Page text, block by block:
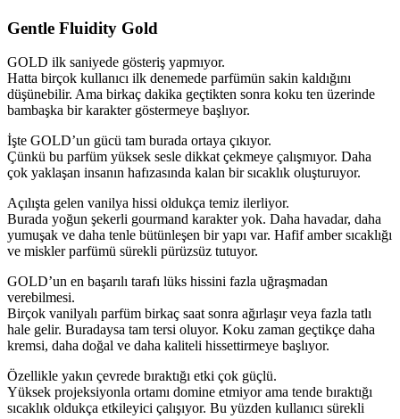
Gentle Fluidity Gold
GOLD ilk saniyede gösteriş yapmıyor.
Hatta birçok kullanıcı ilk denemede parfümün sakin kaldığını
düşünebilir. Ama birkaç dakika geçtikten sonra koku ten üzerinde
bambaşka bir karakter göstermeye başlıyor.
İşte GOLD’un gücü tam burada ortaya çıkıyor.
Çünkü bu parfüm yüksek sesle dikkat çekmeye çalışmıyor. Daha
çok yaklaşan insanın hafızasında kalan bir sıcaklık oluşturuyor.
Açılışta gelen vanilya hissi oldukça temiz ilerliyor.
Burada yoğun şekerli gourmand karakter yok. Daha havadar, daha
yumuşak ve daha tenle bütünleşen bir yapı var. Hafif amber sıcaklığı
ve miskler parfümü sürekli pürüzsüz tutuyor.
GOLD’un en başarılı tarafı lüks hissini fazla uğraşmadan
verebilmesi.
Birçok vanilyalı parfüm birkaç saat sonra ağırlaşır veya fazla tatlı
hale gelir. Buradaysa tam tersi oluyor. Koku zaman geçtikçe daha
kremsi, daha doğal ve daha kaliteli hissettirmeye başlıyor.
Özellikle yakın çevrede bıraktığı etki çok güçlü.
Yüksek projeksiyonla ortamı domine etmiyor ama tende bıraktığı
sıcaklık oldukça etkileyici çalışıyor. Bu yüzden kullanıcı sürekli